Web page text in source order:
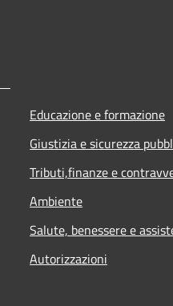
Educazione e formazione
Giustizia e sicurezza
Tributi,finanze e
Ambiente
Salute, benessere e
Autorizzazioni